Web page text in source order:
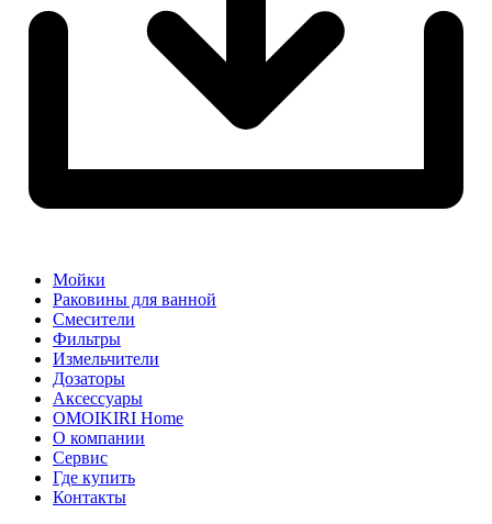
Мойки
Раковины для ванной
Смесители
Фильтры
Измельчители
Дозаторы
Аксессуары
OMOIKIRI Home
О компании
Сервис
Где купить
Контакты